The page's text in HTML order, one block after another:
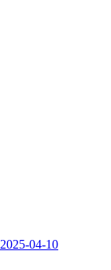
2025-04-10